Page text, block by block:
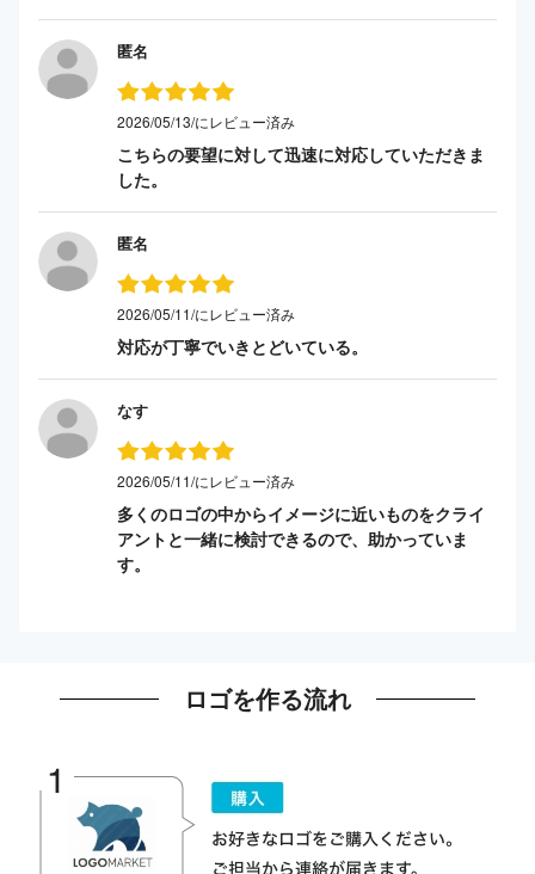
匿名
2026/05/13/にレビュー済み
こちらの要望に対して迅速に対応していただきま
した。
匿名
2026/05/11/にレビュー済み
対応が丁寧でいきとどいている。
なす
2026/05/11/にレビュー済み
多くのロゴの中からイメージに近いものをクライ
アントと一緒に検討できるので、助かっていま
す。
ロゴを作る流れ